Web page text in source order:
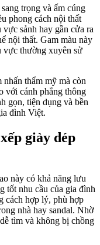
trọng và ấm cúng
phong cách nội thất
sảnh hay gần cửa ra
nội thất. Gam màu này
vực thường xuyên sử
thẩm mỹ mà còn
với cánh phẳng thông
gọn, tiện dụng và bền
đình Việt.
giày dép
này có khả năng lưu
tốt nhu cầu của gia đình
cách hợp lý, phù hợp
nhà hay sandal. Nhờ
tìm và không bị chồng